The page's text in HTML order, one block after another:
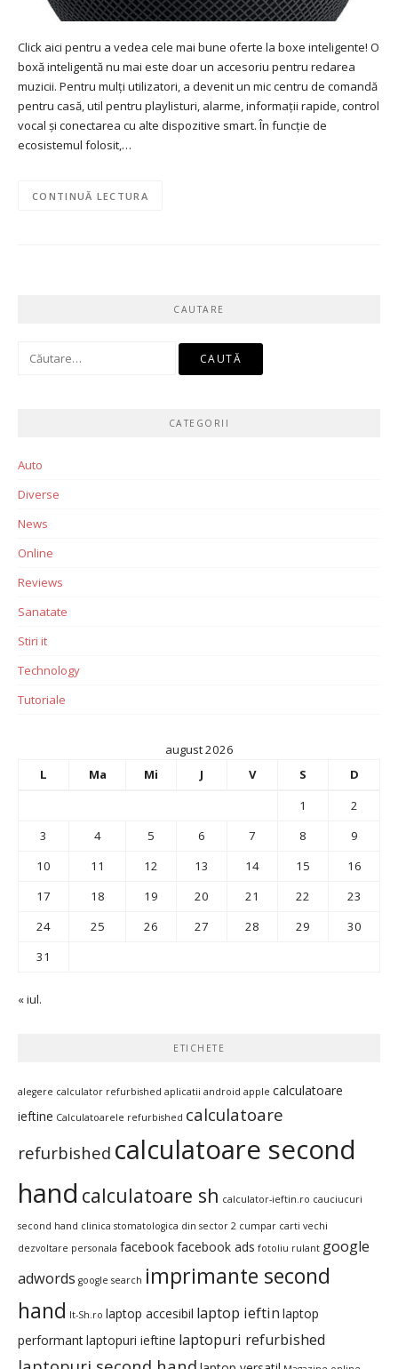
Click aici pentru a vedea cele mai bune oferte la boxe inteligente! O
boxă inteligentă nu mai este doar un accesoriu pentru redarea
muzicii. Pentru mulți utilizatori, a devenit un mic centru de comandă
pentru casă, util pentru playlisturi, alarme, informații rapide, control
vocal și conectarea cu alte dispozitive smart. În funcție de
ecosistemul folosit,…
CONTINUĂ LECTURA
CAUTARE
Caută
CATEGORII
Auto
Diverse
News
Online
Reviews
Sanatate
Stiri it
Technology
Tutoriale
august 2026
L
Ma Mi J V S
D
1
2
3
4 5 6 7 8
9
10
11 12 13 14 15
16
17
18 19 20 21 22
23
24
25 26 27 28 29
30
31
« iul.
ETICHETE
alegere calculator refurbished aplicatii android apple calculatoare
ieftine Calculatoarele refurbished calculatoare
refurbished calculatoare second
hand calculatoare sh calculator-ieftin.ro cauciucuri
second hand clinica stomatologica din sector 2 cumpar carti vechi
dezvoltare personala facebookfacebook ads fotoliu rulant google
adwords google search imprimante second
hand It-Sh.ro laptop accesibil laptop ieftin laptop
performantlaptopuri ieftine laptopuri refurbished